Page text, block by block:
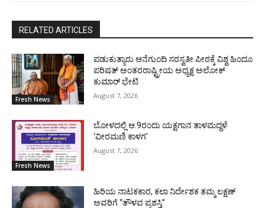
RELATED ARTICLES
Fresh News
ಪಡುಕುತ್ಯಾರು ಆನೆಗುಂದಿ ಸರಸ್ವತೀ ಪೀಠಕ್ಕೆ ವಿಶ್ವ ಹಿಂದೂ
ಪರಿಷತ್ ಅಂತರರಾಷ್ಟ್ರೀಯ ಅಧ್ಯಕ್ಷ ಅಲೋಕ್
ಕುಮಾರ್ ಭೇಟಿ
August 7, 2026
Fresh News
ಬೋಳದಲ್ಲಿ ಆ.9ರಂದು ಯಕ್ಷಗಾನ ತಾಳಮದ್ದಳೆ
‘ವೀರಮಣಿ ಕಾಳಗ’
August 7, 2026
ಹಿರಿಯ ನಾಟಕಕಾರ, ಕಲಾ ನಿರ್ದೇಶಕ ತಮ್ಮ ಲಕ್ಷಣ್
ಅವರಿಗೆ “ತೌಳವ ಪ್ರಶಸ್ತಿ”